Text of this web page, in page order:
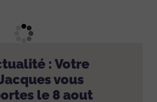
: Votre
vous
le 8 aout